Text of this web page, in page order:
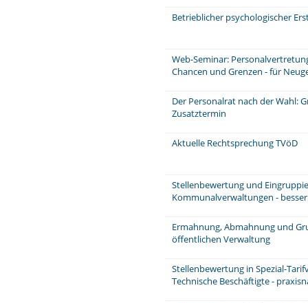
Betrieblicher psychologischer
Web-Seminar:
Chancen und Grenzen - für
Der Personalrat nach der Wahl:
Zusatztermin
Aktuelle Rechtsprechung TVöD
Stellenbewertung und
Kommunalverwaltungen -
Ermahnung, Abmahnung und
öffentlichen Verwaltung
Stellenbewertung in Spezial-
Technische Beschäftigte -